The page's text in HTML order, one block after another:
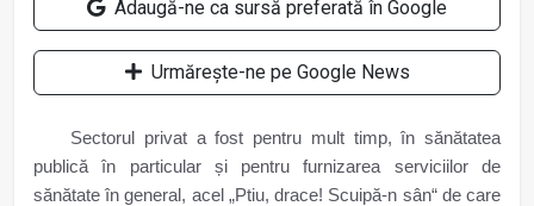
Adaugă-ne ca sursă preferată în Google
Urmărește-ne pe Google News
Sectorul privat a fost pentru mult timp, în sănătatea
publică în particular și pentru furnizarea serviciilor de
sănătate în general, acel „Ptiu, drace! Scuipă-n sân“ de care